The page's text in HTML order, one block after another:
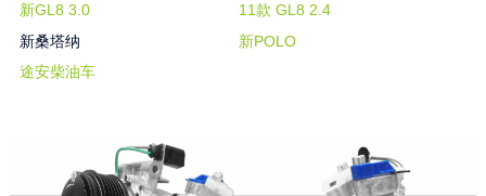
新GL8 3.0
11款 GL8 2.4
新桑塔纳
新POLO
途安柴油车